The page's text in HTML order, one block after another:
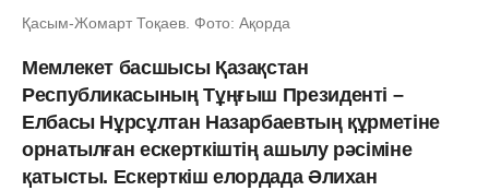
Қасым-Жомарт Тоқаев. Фото: Ақорда
Мемлекет басшысы Қазақстан
Республикасының Тұңғыш Президенті –
Елбасы Нұрсұлтан Назарбаевтың құрметіне
орнатылған ескерткіштің ашылу рәсіміне
қатысты. Ескерткіш елордада Әлихан